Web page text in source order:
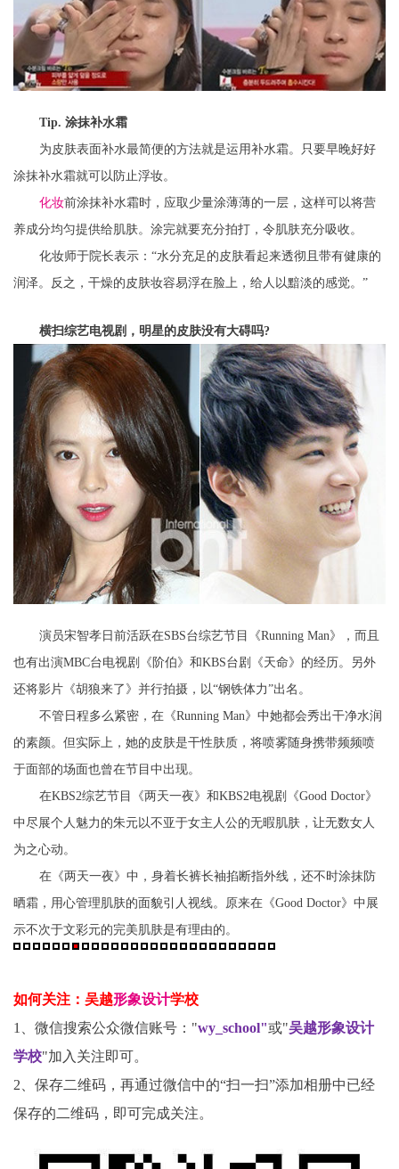
Tip. 涂抹补水霜
为皮肤表面补水最简便的方法就是运用补水霜。只要早晚好好
涂抹补水霜就可以防止浮妆。
化妆前涂抹补水霜时，应取少量涂薄薄的一层，这样可以将营
养成分均匀提供给肌肤。涂完就要充分拍打，令肌肤充分吸收。
化妆师于院长表示：“水分充足的皮肤看起来透彻且带有健康的
润泽。反之，干燥的皮肤妆容易浮在脸上，给人以黯淡的感觉。”
横扫综艺电视剧，明星的皮肤没有大碍吗?
演员宋智孝日前活跃在SBS台综艺节目《Running Man》，而且
也有出演MBC台电视剧《阶伯》和KBS台剧《天命》的经历。另外
还将影片《胡狼来了》并行拍摄，以“钢铁体力”出名。
不管日程多么紧密，在《Running Man》中她都会秀出干净水润
的素颜。但实际上，她的皮肤是干性肤质，将喷雾随身携带频频喷
于面部的场面也曾在节目中出现。
在KBS2综艺节目《两天一夜》和KBS2电视剧《Good Doctor》
中尽展个人魅力的朱元以不亚于女主人公的无暇肌肤，让无数女人
为之心动。
在《两天一夜》中，身着长裤长袖掐断指外线，还不时涂抹防
晒霜，用心管理肌肤的面貌引人视线。原来在《Good Doctor》中展
示不次于文彩元的完美肌肤是有理由的。
如何关注：吴越形象设计学校
1、微信搜索公众微信账号："wy_school"或"吴越形象设计
学校"加入关注即可。
2、保存二维码，再通过微信中的“扫一扫”添加相册中已经
保存的二维码，即可完成关注。